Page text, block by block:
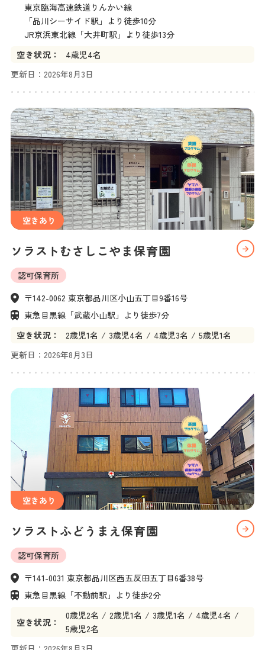
東京臨海高速鉄道りんかい線
「品川シーサイド駅」より徒歩10分
JR京浜東北線「大井町駅」より徒歩13分
空き状況：
4歳児4名
更新日： 2026年8月3日
空きあり
ソラストむさしこやま保育園
認可保育所
〒142-0062 東京都品川区小山五丁目9番16号
東急目黒線「武蔵小山駅」より徒歩7分
空き状況：
2歳児1名 3歳児4名 4歳児3名 5歳児1名
更新日： 2026年8月3日
空きあり
ソラストふどうまえ保育園
認可保育所
〒141-0031 東京都品川区西五反田五丁目6番38号
東急目黒線「不動前駅」より徒歩2分
空き状況：
0歳児2名 2歳児1名 3歳児1名 4歳児4名
5歳児2名